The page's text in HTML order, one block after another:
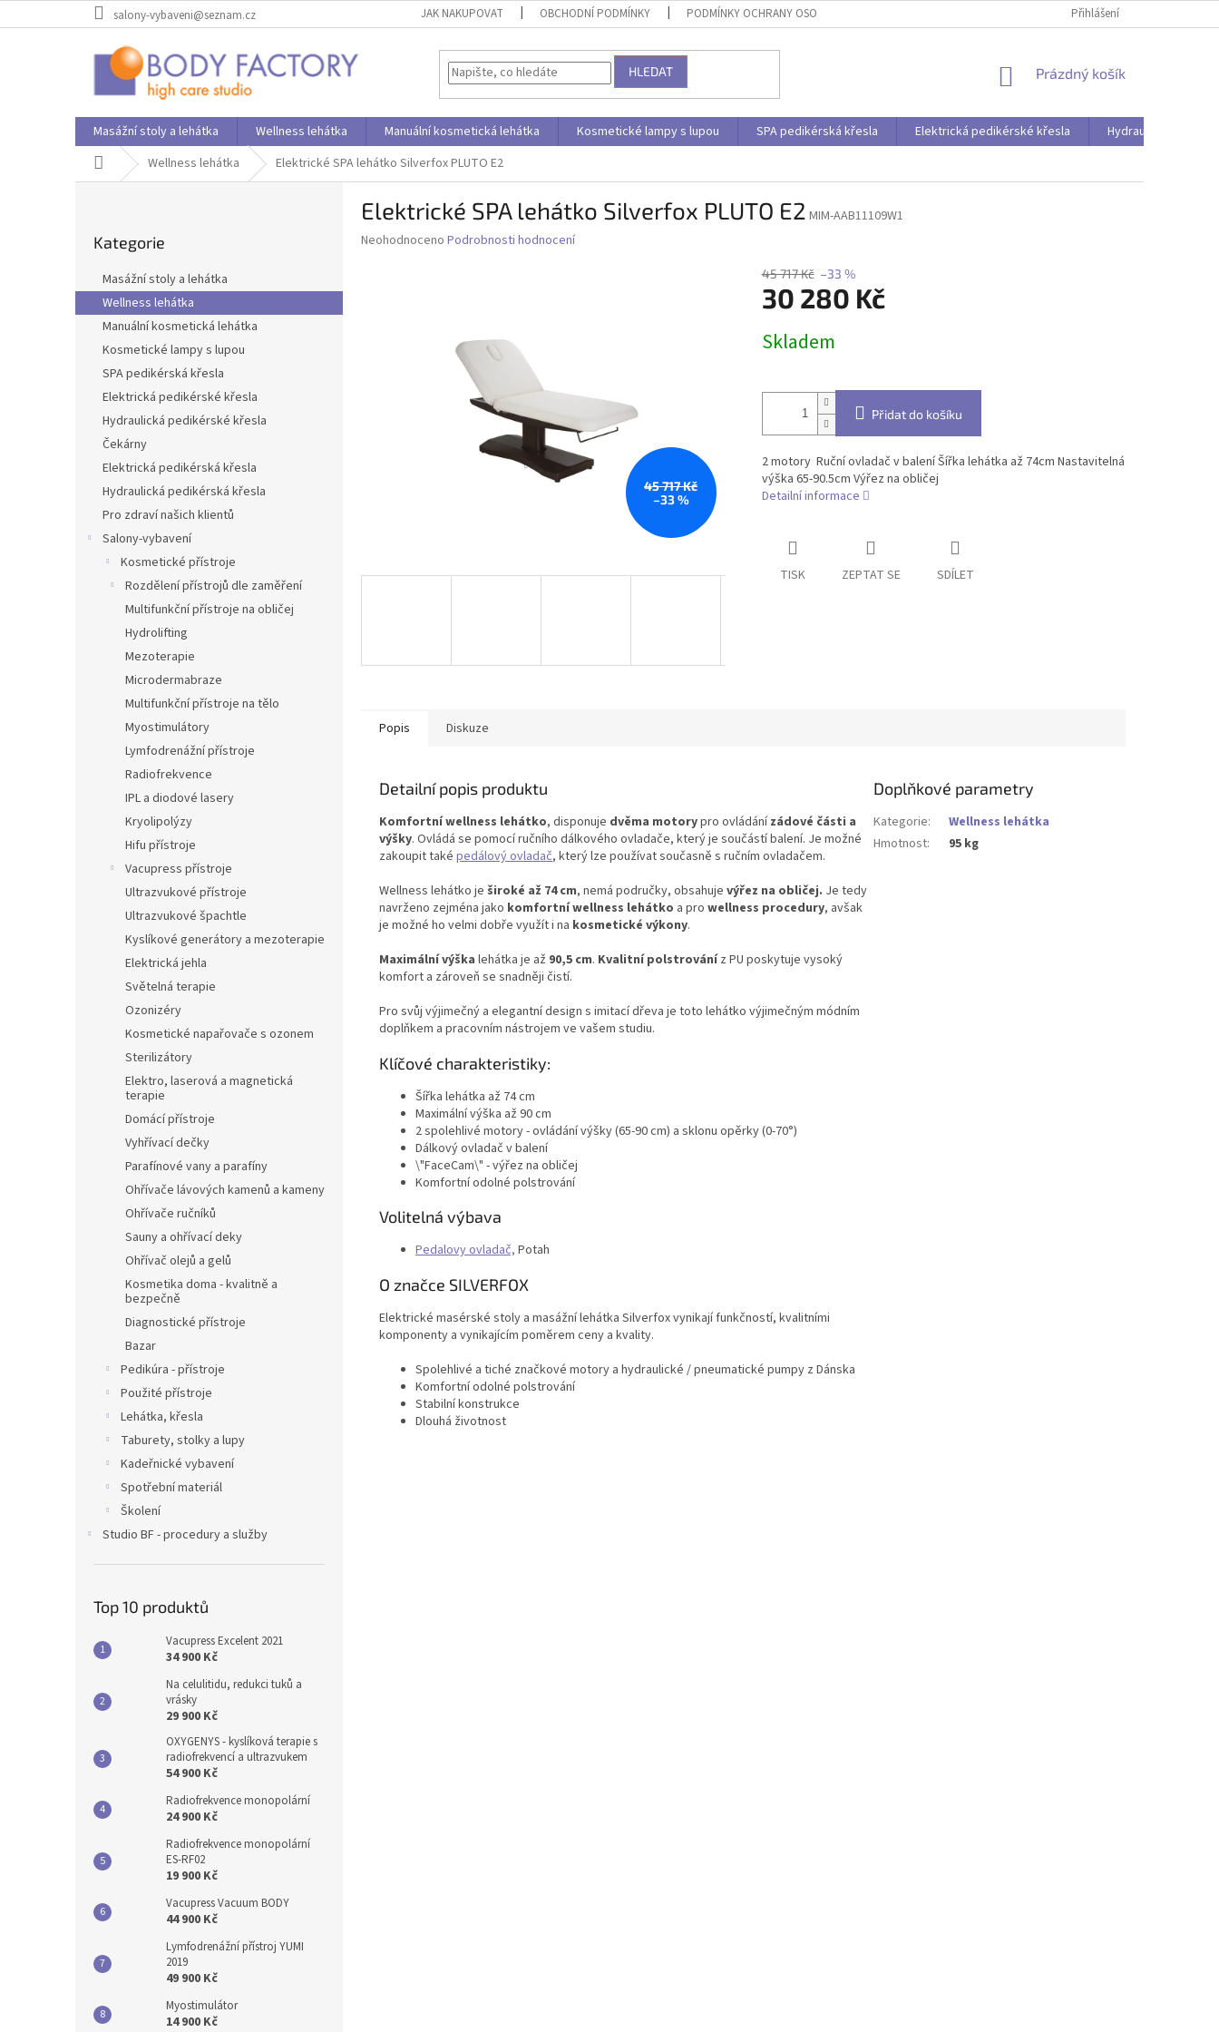
na
salony-vybaveni@seznam.cz JAK NAKUPOVAT OBCHODNÍ PODMÍNKY PODMÍNKY OCHRANY OSOBNÍCH ÚDAJŮ Přihlášení
HLEDAT
NÁKUPNÍ
Prázdný košík
Masážní stoly a lehátka Wellness lehátka Manuální kosmetická lehátka Kosmetické lampy s lupou SPA pedikérská křesla Elektrická pedikérské křesla
Hydraulická
Domů Wellness lehátka Elektrické SPA lehátko Silverfox PLUTO E2
a
n
kategorie
Kategorie
Masážní stoly a lehátka
Wellness lehátka
Manuální kosmetická lehátka
Kosmetické lampy s lupou
SPA pedikérská křesla
Elektrická pedikérské křesla
Hydraulická pedikérské křesla
Čekárny
Elektrická pedikérská křesla
Hydraulická pedikérská křesla
Pro zdraví našich klientů
Salony-vybavení
Kosmetické přístroje
Rozdělení přístrojů dle zaměření
Multifunkční přístroje na obličej
Hydrolifting
Mezoterapie
Microdermabraze
Multifunkční přístroje na tělo
Myostimulátory
Lymfodrenážní přístroje
Radiofrekvence
IPL a diodové lasery
Kryolipolýzy
Hifu přístroje
Vacupress přístroje
Ultrazvukové přístroje
Ultrazvukové špachtle
Kyslíkové generátory a mezoterapie
Elektrická jehla
Světelná terapie
Ozonizéry
Kosmetické napařovače s ozonem
Sterilizátory
Elektro, laserová a magnetická
terapie
Domácí přístroje
Vyhřívací dečky
Parafínové vany a parafíny
Ohřívače lávových kamenů a kameny
Ohřívače ručníků
Sauny a ohřívací deky
Ohřívač olejů a gelů
Kosmetika doma - kvalitně a
bezpečně
Diagnostické přístroje
Bazar
Pedikúra - přístroje
Použité přístroje
Lehátka, křesla
Taburety, stolky a lupy
Kadeřnické vybavení
Spotřební materiál
Školení
Studio BF - procedury a služby
Top 10 produktů
Vacupress Excelent 2021
34 900 Kč
Na celulitidu, redukci tuků a
vrásky
29 900 Kč
OXYGENYS - kyslíková terapie s
radiofrekvencí a ultrazvukem
54 900 Kč
Radiofrekvence monopolární
24 900 Kč
Radiofrekvence monopolární
ES-RF02
19 900 Kč
Vacupress Vacuum BODY
44 900 Kč
Lymfodrenážní přístroj YUMI
2019
49 900 Kč
Myostimulátor
14 900 Kč
Elektrické SPA lehátko Silverfox PLUTO E2 MIM-AAB11109W1
Průměrné
Neohodnoceno Podrobnosti hodnocení
45 717 Kč
–33 %
45 717 Kč –33 %
30 280 Kč
cena:
Skladem
Přidat do košíku
2 motory Ruční ovladač v balení Šířka lehátka až 74cm Nastavitelná
výška 65-90.5cm Výřez na obličej
Detailní informace
TISK ZEPTAT SE SDÍLET
Popis Diskuze
Detailní popis produktu
Komfortní wellness lehátko, disponuje dvěma motorypro ovládánízádové části a
výšky. Ovládá se pomocí ručního dálkového ovladače, který je součástí balení. Je možné
zakoupit také pedálový ovladač, který lze používat současně s ručním ovladačem.
Wellness lehátko je široké až 74 cm, nemá područky, obsahuje výřez na obličej. Je tedy
navrženo zejména jako komfortní wellness lehátko a pro wellness procedury, avšak
je možné ho velmi dobře využít i na kosmetické výkony.
Maximální výška lehátka je až 90,5 cm. Kvalitní polstrováníz PU poskytuje vysoký
komfort a zároveň se snadněji čistí.
Pro svůj výjimečný a elegantní design s imitací dřeva je toto lehátko výjimečným módním
doplňkem a pracovním nástrojem ve vašem studiu.
Klíčové charakteristiky:
Šířka lehátka až 74 cm
Maximální výška až 90 cm
2 spolehlivé motory - ovládání výšky (65-90 cm) a sklonu opěrky (0-70°)
Dálkový ovladač v balení
\"FaceCam\" - výřez na obličej
Komfortní odolné polstrování
Volitelná výbava
Pedalovy ovladač, Potah
O značce SILVERFOX
Elektrické masérské stoly a masážní lehátka Silverfox vynikají funkčností, kvalitními
komponenty a vynikajícím poměrem ceny a kvality.
Spolehlivé a tiché značkové motory a hydraulické / pneumatické pumpy z Dánska
Komfortní odolné polstrování
Stabilní konstrukce
Dlouhá životnost
Doplňkové parametry
Kategorie:
Wellness lehátka
Hmotnost: 95 kg